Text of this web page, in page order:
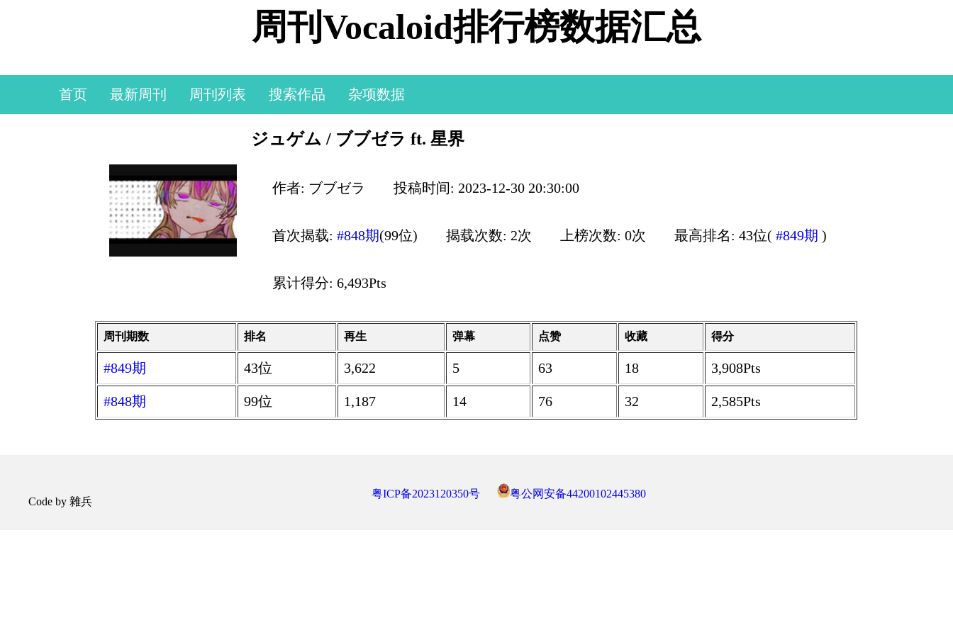
周刊Vocaloid排行榜数据汇总
首页 最新周刊 周刊列表 搜索作品 杂项数据
ジュゲム / ブブゼラ ft. 星界
作者: ブブゼラ 投稿时间: 2023-12-30 20:30:00
首次揭载:#848期(99位) 揭载次数: 2次 上榜次数: 0次 最高排名: 43位(#849期 )
累计得分: 6,493Pts
周刊期数 排名 再生 弹幕 点赞 收藏 得分
#849期 43位 3,622 5 63 18 3,908Pts
#848期 99位 1,187 14 76 32 2,585Pts
Code by 雜兵
粤ICP备2023120350号 粤公网安备44200102445380